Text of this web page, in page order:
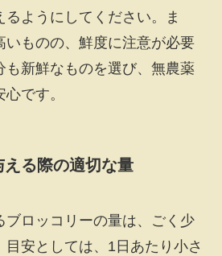
るようにしてください。ま
いものの、鮮度に注意が必要
も新鮮なものを選び、無農薬
です。
る際の適切な量
ブロッコリーの量は、ごく少
安としては、1日あたり小さ